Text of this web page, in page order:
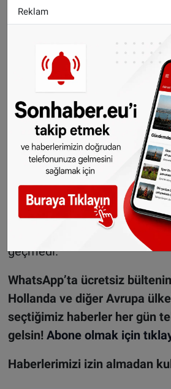
alarak meclis dışında
için yaptığı düşünülüyor.
Neonazi derneğe yönelik
Meclis genel kurulunda
başlık ise Neonazi Kimlikçiler
lağvedilmesine ilişkin önerge
Müslümanlara ait kurumlara
saldırılarda bulunmuş ve Yeni
Müslümanı katleden
bağlantısı tespit edilen
kapatılmasına ilişkin önerge
geçmedi.
WhatsApp’ta ücretsiz
Hollanda ve diğer Avrupa
seçtiğimiz haberler her gün
gelsin! Abone olmak için
Haberlerimizi izin almadan
Reklam